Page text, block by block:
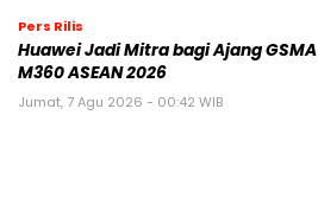
Pers Rilis
Huawei Jadi Mitra bagi Ajang GSMA
M360 ASEAN 2026
Jumat, 7 Agu 2026 - 00:42 WIB